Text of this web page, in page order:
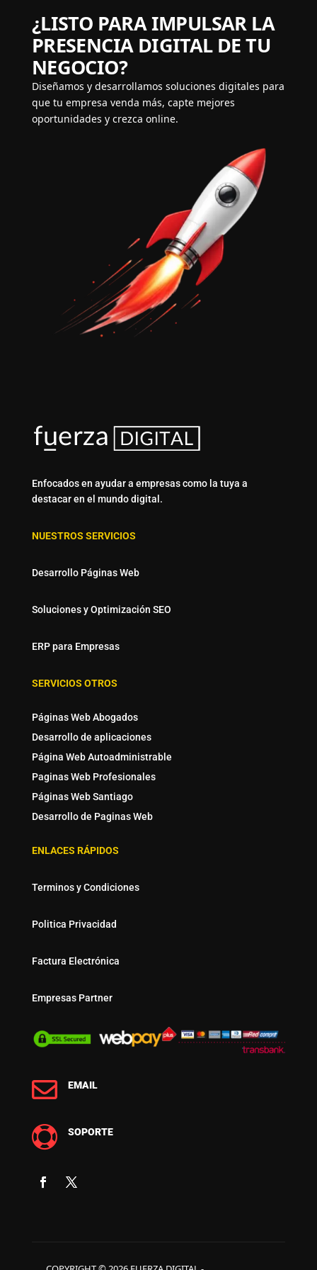
¿LISTO PARA IMPULSAR LA
PRESENCIA DIGITAL DE TU
NEGOCIO?
Diseñamos y desarrollamos soluciones digitales para
que tu empresa venda más, capte mejores
oportunidades y crezca online.
Enfocados en ayudar a empresas como la tuya a
destacar en el mundo digital.
NUESTROS SERVICIOS
Desarrollo Páginas Web
Soluciones y Optimización SEO
ERP para Empresas
SERVICIOS OTROS
Páginas Web Abogados
Desarrollo de aplicaciones
Página Web Autoadministrable
Paginas Web Profesionales
Páginas Web Santiago
Desarrollo de Paginas Web
ENLACES RÁPIDOS
Terminos y Condiciones
Politica Privacidad
Factura Electrónica
Empresas Partner
 EMAIL
 SOPORTE